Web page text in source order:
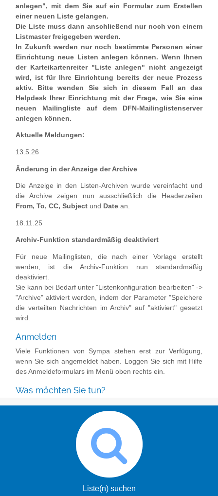
anlegen", mit dem Sie auf ein Formular zum Erstellen
einer neuen Liste gelangen.
Die Liste muss dann anschließend nur noch von einem
Listmaster freigegeben werden.
In Zukunft werden nur noch bestimmte Personen einer
Einrichtung neue Listen anlegen können. Wenn Ihnen
der Karteikartenreiter "Liste anlegen" nicht angezeigt
wird, ist für Ihre Einrichtung bereits der neue Prozess
aktiv. Bitte wenden Sie sich in diesem Fall an das
Helpdesk Ihrer Einrichtung mit der Frage, wie Sie eine
neuen Mailingliste auf dem DFN-Mailinglistenserver
anlegen können.
Aktuelle Meldungen:
13.5.26
Änderung in der Anzeige der Archive
Die Anzeige in den Listen-Archiven wurde vereinfacht und
die Archive zeigen nun ausschließlich die Headerzeilen
From, To, CC, Subject und Date an.
18.11.25
Archiv-Funktion standardmäßig deaktiviert
Für neue Mailinglisten, die nach einer Vorlage erstellt
werden, ist die Archiv-Funktion nun standardmäßig
deaktiviert.
Sie kann bei Bedarf unter "Listenkonfiguration bearbeiten" ->
"Archive" aktiviert werden, indem der Parameter "Speichere
die verteilten Nachrichten im Archiv" auf "aktiviert" gesetzt
wird.
Anmelden
Viele Funktionen von Sympa stehen erst zur Verfügung,
wenn Sie sich angemeldet haben. Loggen Sie sich mit Hilfe
des Anmeldeformulars im Menü oben rechts ein.
Was möchten Sie tun?
Liste(n) suchen